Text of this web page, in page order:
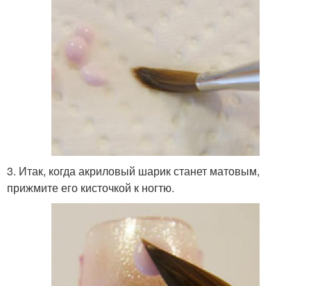
3. Итак, когда акриловый шарик станет матовым,
прижмите его кисточкой к ногтю.